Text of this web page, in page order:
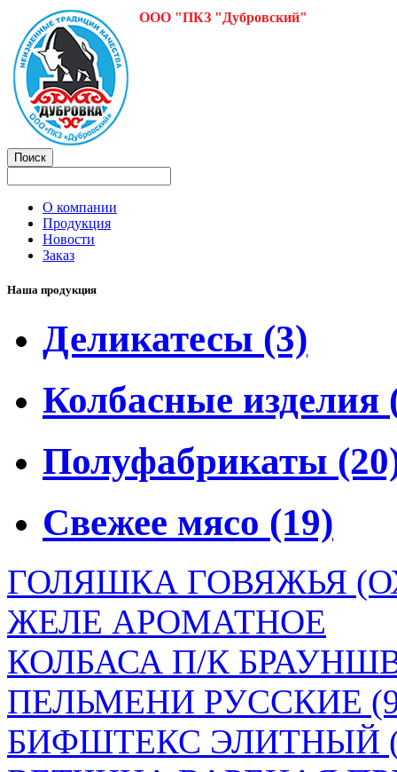
ООО "ПКЗ "Дубровский"
О компании
Продукция
Новости
Заказ
Наша продукция
Деликатесы (3)
Колбасные изделия
Полуфабрикаты
Свежее мясо (19)
ГОЛЯШКА ГОВЯЖЬЯ
ЖЕЛЕ АРОМАТНОЕ
КОЛБАСА П/К
ПЕЛЬМЕНИ РУССКИЕ
БИФШТЕКС ЭЛИТНЫЙ